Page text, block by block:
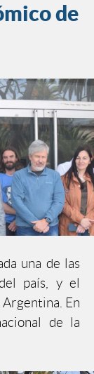
de
una de las
país, y el
En
de la